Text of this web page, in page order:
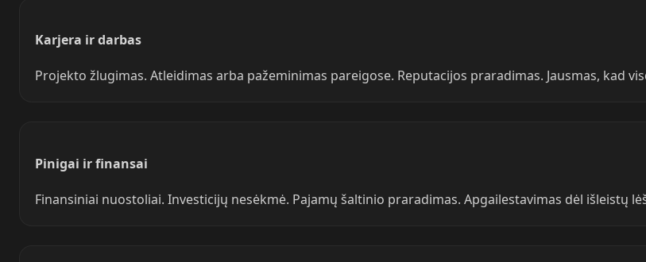
Karjera ir darbas
Projekto žlugimas. Atleidimas arba pažeminimas pareigose. Reputacijos praradimas. Jausmas, kad
Pinigai ir finansai
Finansiniai nuostoliai. Investicijų nesėkmė. Pajamų šaltinio praradimas. Apgailestavimas dėl išleistų